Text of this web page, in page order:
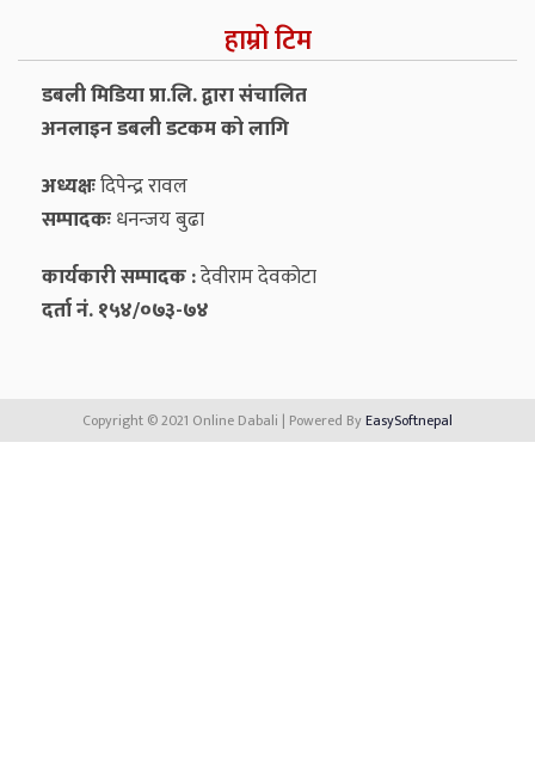
हाम्रो टिम
डबली मिडिया प्रा.लि. द्वारा संचालित
अनलाइन डबली डटकम को लागि
अध्यक्षःदिपेन्द्र रावल
सम्पादकःधनन्‍जय बुढा
कार्यकारी सम्पादक :देवीराम देवकोटा
दर्ता नं. १५४/०७३-७४
Copyright © 2021 Online Dabali | Powered ByEasySoftnepal